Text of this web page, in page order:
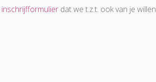
inschrijfformulier dat we t.z.t. ook van je willen